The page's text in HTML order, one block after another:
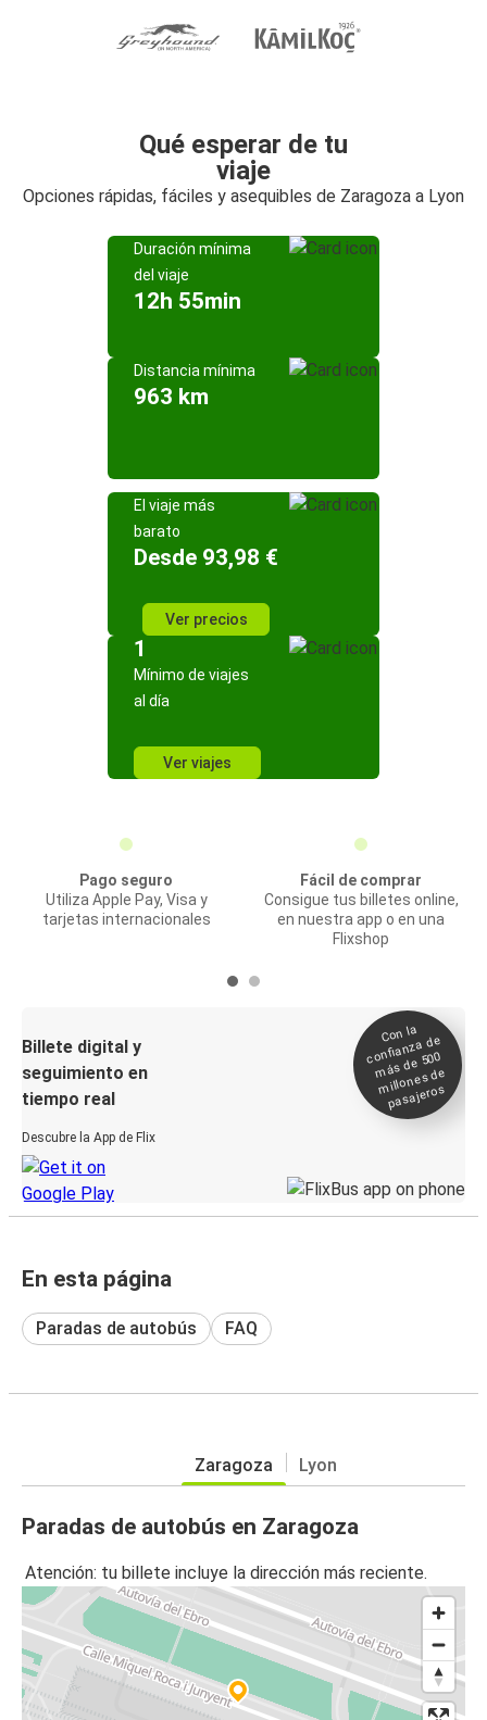
Qué esperar de tu
viaje
Opciones rápidas, fáciles y asequibles de Zaragoza a Lyon
Duración mínima
del viaje
12h 55min
Distancia mínima
963 km
El viaje más
barato
Desde 93,98 €
Ver precios
1
Mínimo de viajes
al día
Ver viajes
Pago seguro
Utiliza Apple Pay, Visa y
tarjetas internacionales
Fácil de comprar
Consigue tus billetes online,
en nuestra app o en una
Flixshop
Billete digital y
seguimiento en
tiempo real
Descubre la App de Flix
Con la
confianza de
más de 500
millones de
pasajeros
En esta página
Paradas de autobús FAQ
Zaragoza Lyon
Paradas de autobús en Zaragoza
Atención: tu billete incluye la dirección más reciente.